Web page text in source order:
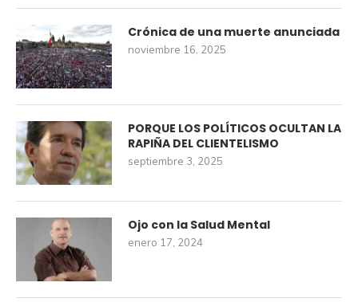
Crónica de una muerte anunciada
noviembre 16, 2025
PORQUE LOS POLÍTICOS OCULTAN LA
RAPIÑA DEL CLIENTELISMO
septiembre 3, 2025
Ojo con la Salud Mental
enero 17, 2024